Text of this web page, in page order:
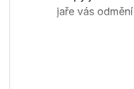
jaře vás
Semena